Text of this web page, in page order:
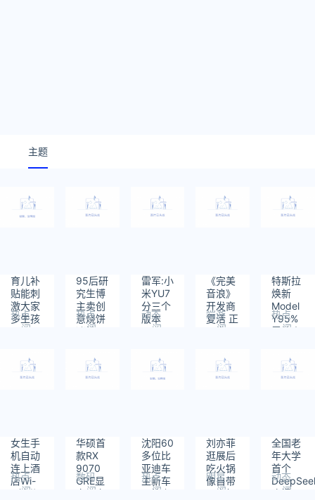
主题
育儿补
贴能刺
激大家
多生孩
子吗
热点
阅
256
95后研
究生博
主卖创
意烧饼
涨粉40
热点
阅
553
雷军:小
米YU7
分三个
版本
动态
阅
《完美
音浪》
开发商
复活 正
开发一
布动作
游戏
端游
阅
243
特斯拉
焕新
Model
Y95%
零件来
热点
阅
304
女生手
机自动
连上酒
店Wi-
Fi被分
热点
阅
华硕首
款RX
9070
GRE显
卡：定
数码
阅
沈阳60
多位比
亚迪车
主新车
不能上
热点
阅
刘亦菲
逛展后
吃火锅
像自带
聚光灯
明星
阅
全国老
年大学
首个
班爆
动态
阅